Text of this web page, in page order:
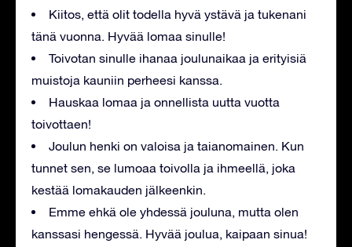
Kiitos, että olit todella hyvä ystävä ja tukenani
tänä vuonna. Hyvää lomaa sinulle!
Toivotan sinulle ihanaa joulunaikaa ja erityisiä
muistoja kauniin perheesi kanssa.
Hauskaa lomaa ja onnellista uutta vuotta
toivottaen!
Joulun henki on valoisa ja taianomainen. Kun
tunnet sen, se lumoaa toivolla ja ihmeellä, joka
kestää lomakauden jälkeenkin.
Emme ehkä ole yhdessä jouluna, mutta olen
kanssasi hengessä. Hyvää joulua, kaipaan sinua!